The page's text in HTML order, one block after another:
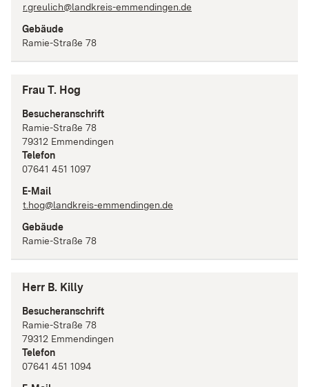
r.greulich@landkreis-emmendingen.de
Gebäude
Ramie-Straße 78
Frau T. Hog
Besucheranschrift
Ramie-Straße 78
79312 Emmendingen
Telefon
07641 451 1097
E-Mail
t.hog@landkreis-emmendingen.de
Gebäude
Ramie-Straße 78
Herr B. Killy
Besucheranschrift
Ramie-Straße 78
79312 Emmendingen
Telefon
07641 451 1094